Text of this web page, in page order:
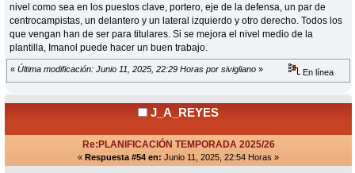
nivel como sea en los puestos clave, portero, eje de la defensa, un par de
centrocampistas, un delantero y un lateral izquierdo y otro derecho. Todos los
que vengan han de ser para titulares. Si se mejora el nivel medio de la
plantilla, Imanol puede hacer un buen trabajo.
« Última modificación: Junio 11, 2025, 22:29 Horas por sivigliano » En línea
J_A_REYES
Re:PLANIFICACIÓN TEMPORADA 2025/26
« Respuesta #54 en: Junio 11, 2025, 22:54 Horas »